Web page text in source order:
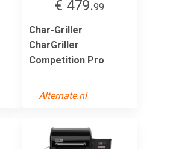
€ 479.99
Char-Griller
CharGriller
Competition Pro
Alternate.nl